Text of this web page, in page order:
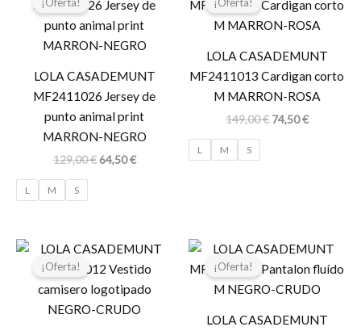
LOLA CASADEMUNT
MF2411026 Jersey de
punto animal print
MARRON-NEGRO
129,00€
original
era:
129,00 €.
64,50€
actual
es:
64,50 €.
L M S
LOLA CASADEMUNT
MF2411013 Cardigan corto
M MARRON-ROSA
149,00€
original
era:
74,50€
actual
es:
L M S
¡Oferta!
El
original
era:
179,00 €.
El
actual
es:
89,50 €.
¡Oferta!
LOLA CASADEMUNT
El
original
era:
El
actual
es: